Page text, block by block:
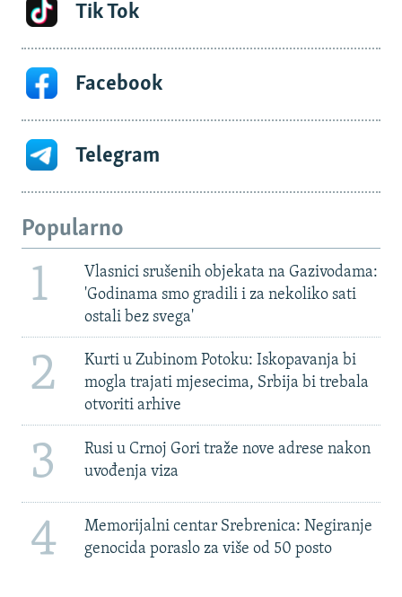
Tik Tok
Facebook
Telegram
Popularno
1
Vlasnici srušenih objekata na Gazivodama:
'Godinama smo gradili i za nekoliko sati
ostali bez svega'
2
Kurti u Zubinom Potoku: Iskopavanja bi
mogla trajati mjesecima, Srbija bi trebala
otvoriti arhive
3
Rusi u Crnoj Gori traže nove adrese nakon
uvođenja viza
4
Memorijalni centar Srebrenica: Negiranje
genocida poraslo za više od 50 posto